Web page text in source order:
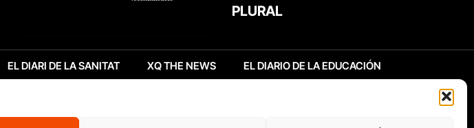
PLURAL
EL DIARI DE LA SANITAT XQ THE NEWS EL DIARIO DE LA EDUCACIÓN